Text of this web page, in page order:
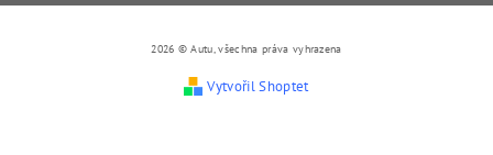
2026 © Autu, všechna práva vyhrazena
Vytvořil Shoptet